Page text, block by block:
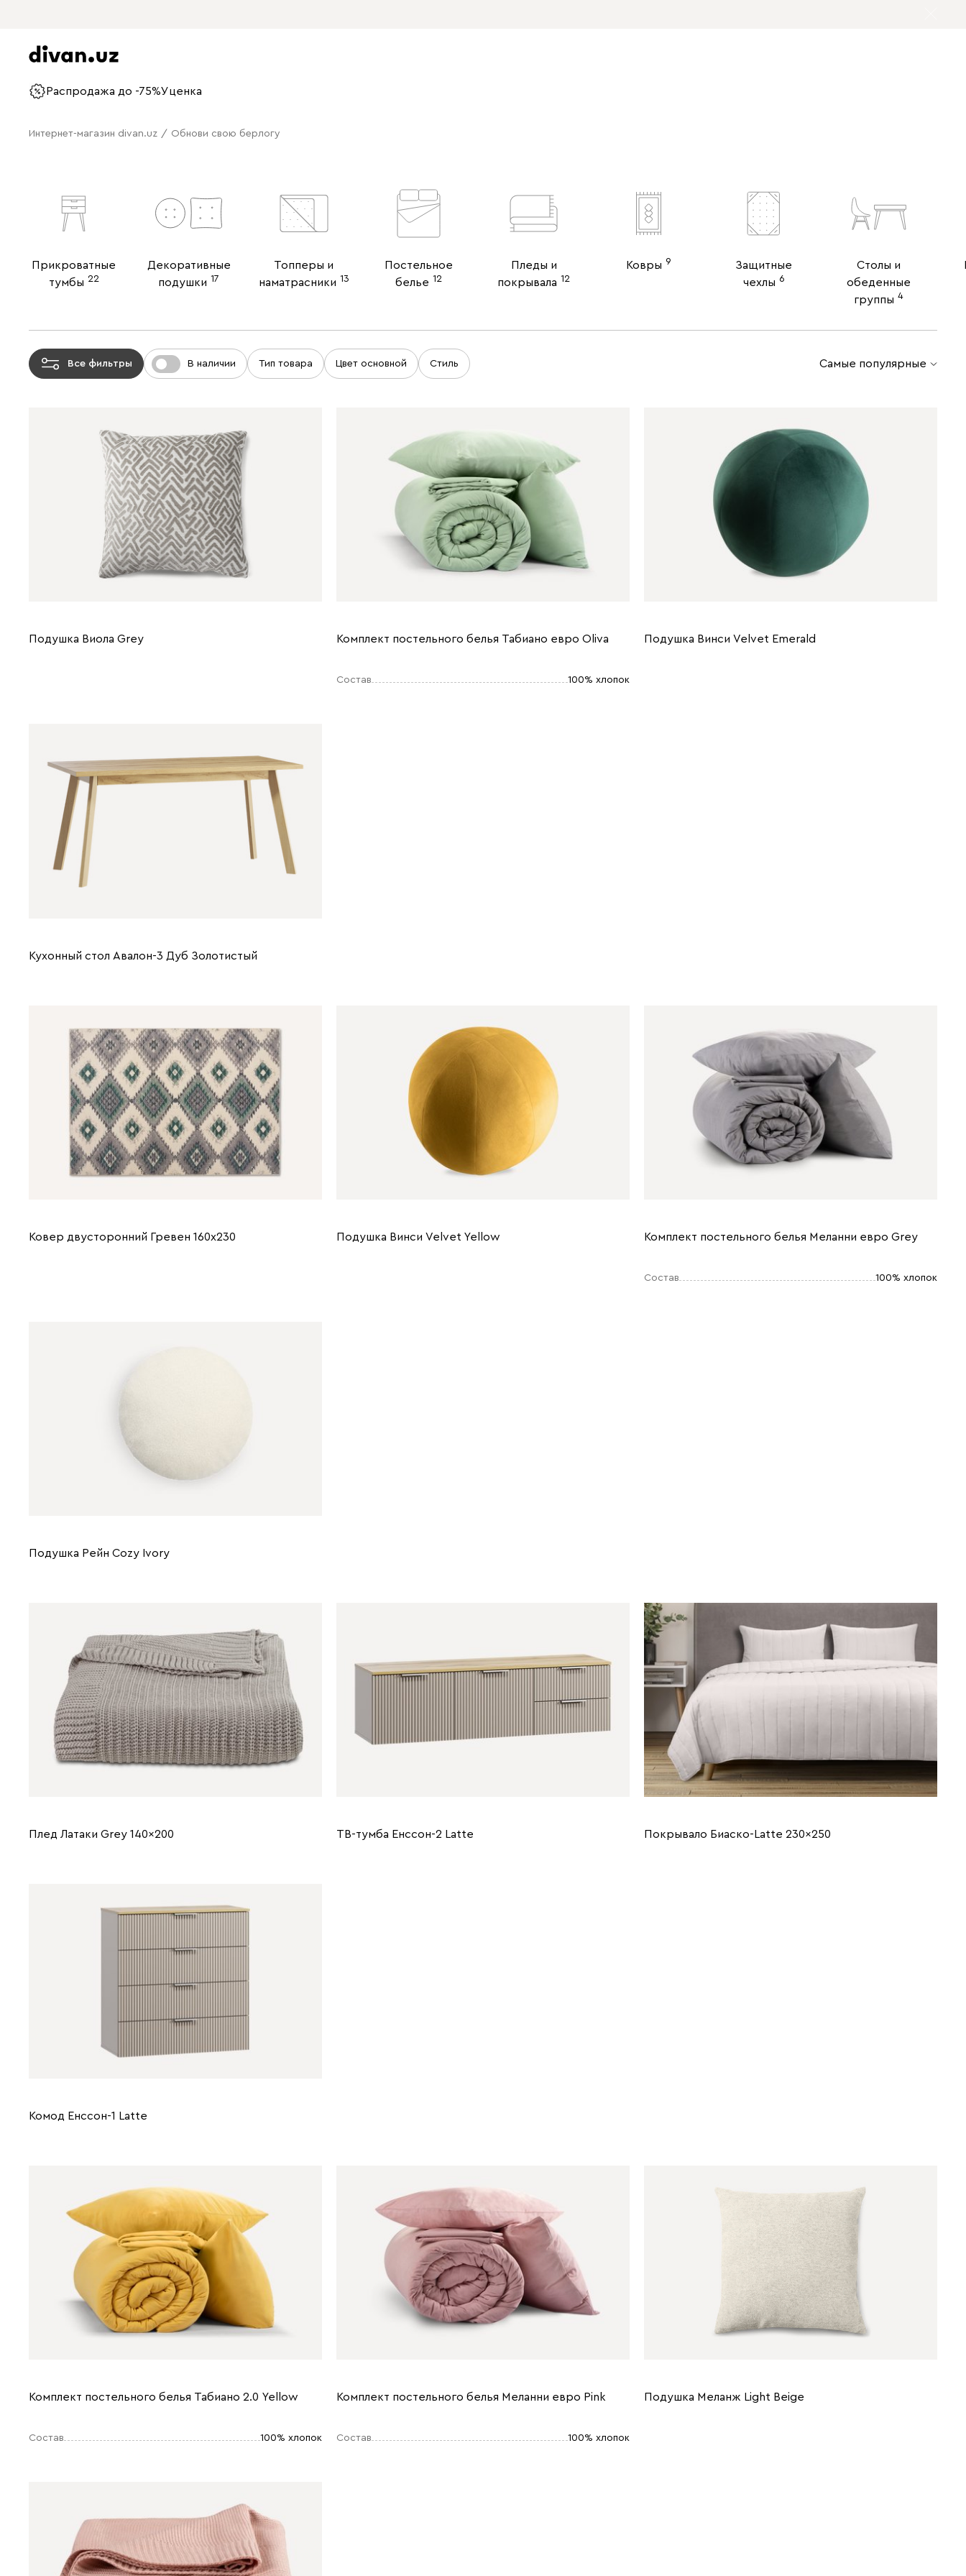
Распродажа до -75%Уценка
Интернет-магазин divan.uz / Обнови свою берлогу
Прикроватные
тумбы 22
Декоративные
подушки 17
Топперы и
наматрасники 13
Постельное
белье 12
Пледы и
покрывала 12
Ковры 9
Защитные
чехлы 6
Столы и
обеденные
группы 4
Все фильтры В наличии Тип товара Цвет основной Стиль Самые популярные
Подушка Виола Grey Комплект постельного белья Табиано евро Oliva
Состав 100% хлопок
Подушка Винси Velvet Emerald
Кухонный стол Авалон-3 Дуб Золотистый
Ковер двусторонний Гревен 160x230 Подушка Винси Velvet Yellow Комплект постельного белья Меланни евро Grey
Состав 100% хлопок
Подушка Рейн Cozy Ivory
Плед Латаки Grey 140x200 ТВ-тумба Енссон-2 Latte Покрывало Биаско-Latte 230x250
Комод Енссон-1 Latte
Комплект постельного белья Табиано 2.0 Yellow
Состав 100% хлопок
Комплект постельного белья Меланни евро Pink
Состав 100% хлопок
Подушка Меланж Light Beige